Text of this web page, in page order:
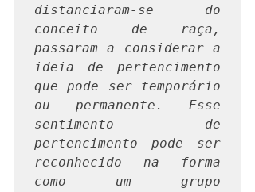
distanciaram-se do
conceito de raça,
passaram a considerar a
ideia de pertencimento
que pode ser temporário
ou permanente. Esse
sentimento   de
pertencimento pode ser
reconhecido na forma
como um grupo